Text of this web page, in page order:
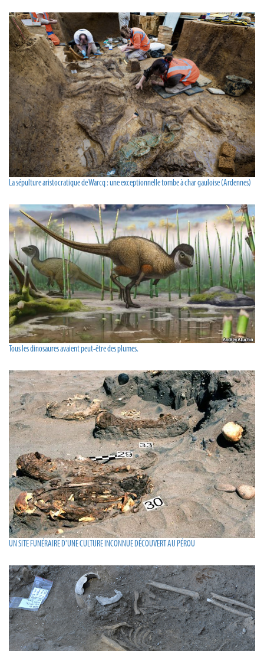
La sépulture aristocratique de Warcq : une exceptionnelle tombe à char gauloise (Ardennes)
Tous les dinosaures avaient peut-être des plumes.
UN SITE FUNÉRAIRE D'UNE CULTURE INCONNUE DÉCOUVERT AU PÉROU